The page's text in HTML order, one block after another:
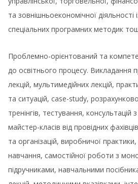
та зовнішньоекономічної діяльності
спеціальних програмних методик
Проблемно-орієнтований та
до освітнього процесу. Викладання
лекцій, мультимедійних лекцій,
та ситуацій, case-study,
тренінгів, тестування, консультацій
майстер-класів від провідних
та організацій, виробничої
навчання, самостійної роботи з
підручниками, навчальними